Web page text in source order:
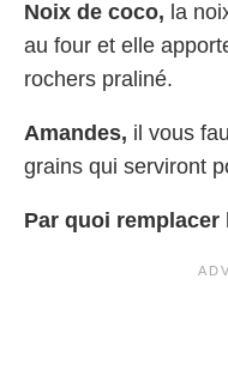
Noix de coco, la
au four et elle
rochers praliné.
Amandes, il vous
grains qui serviront
Par quoi